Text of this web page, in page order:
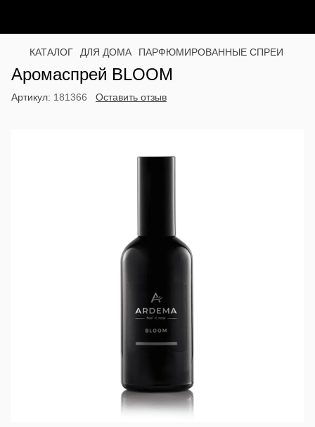
КАТАЛОГ ДЛЯ ДОМА ПАРФЮМИРОВАННЫЕ СПРЕИ
Аромаспрей BLOOM
Артикул: 181366 Оставить отзыв